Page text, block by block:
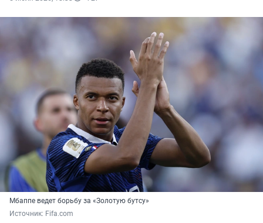
Мбаппе ведет борьбу за «Золотую бутсу»
Источник: Fifa.сom